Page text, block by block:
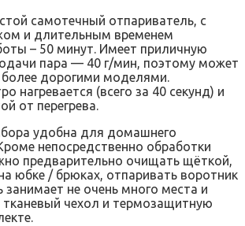
самотечный отпариватель, с
и длительным временем
– 50 минут. Имеет приличную
пара — 40 г/мин, поэтому может
более дорогими моделями.
нагревается (всего за 40 секунд) и
от перегрева.
удобна для домашнего
непосредственно обработки
предварительно очищать щёткой,
юбке / брюках, отпаривать воротник
не очень много места и
чехол и термозащитную